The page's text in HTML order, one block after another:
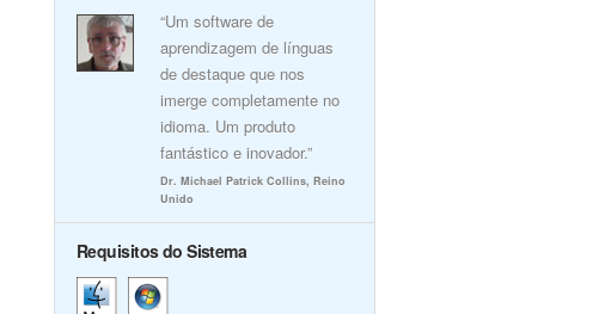
“Um software de
aprendizagem de línguas
de destaque que nos
imerge completamente no
idioma. Um produto
fantástico e inovador.”
Dr. Michael Patrick Collins, Reino
Unido
Requisitos do Sistema